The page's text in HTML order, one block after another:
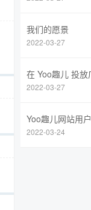
我们的愿景
2022-03-27
在 Yoo趣儿 投放
2022-03-27
Yoo趣儿网站用
2022-03-24